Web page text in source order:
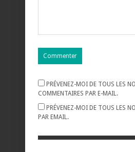
PRÉVENEZ-MOI DE TOUS LES
COMMENTAIRES PAR E-MAIL.
PRÉVENEZ-MOI DE TOUS LES
PAR EMAIL.